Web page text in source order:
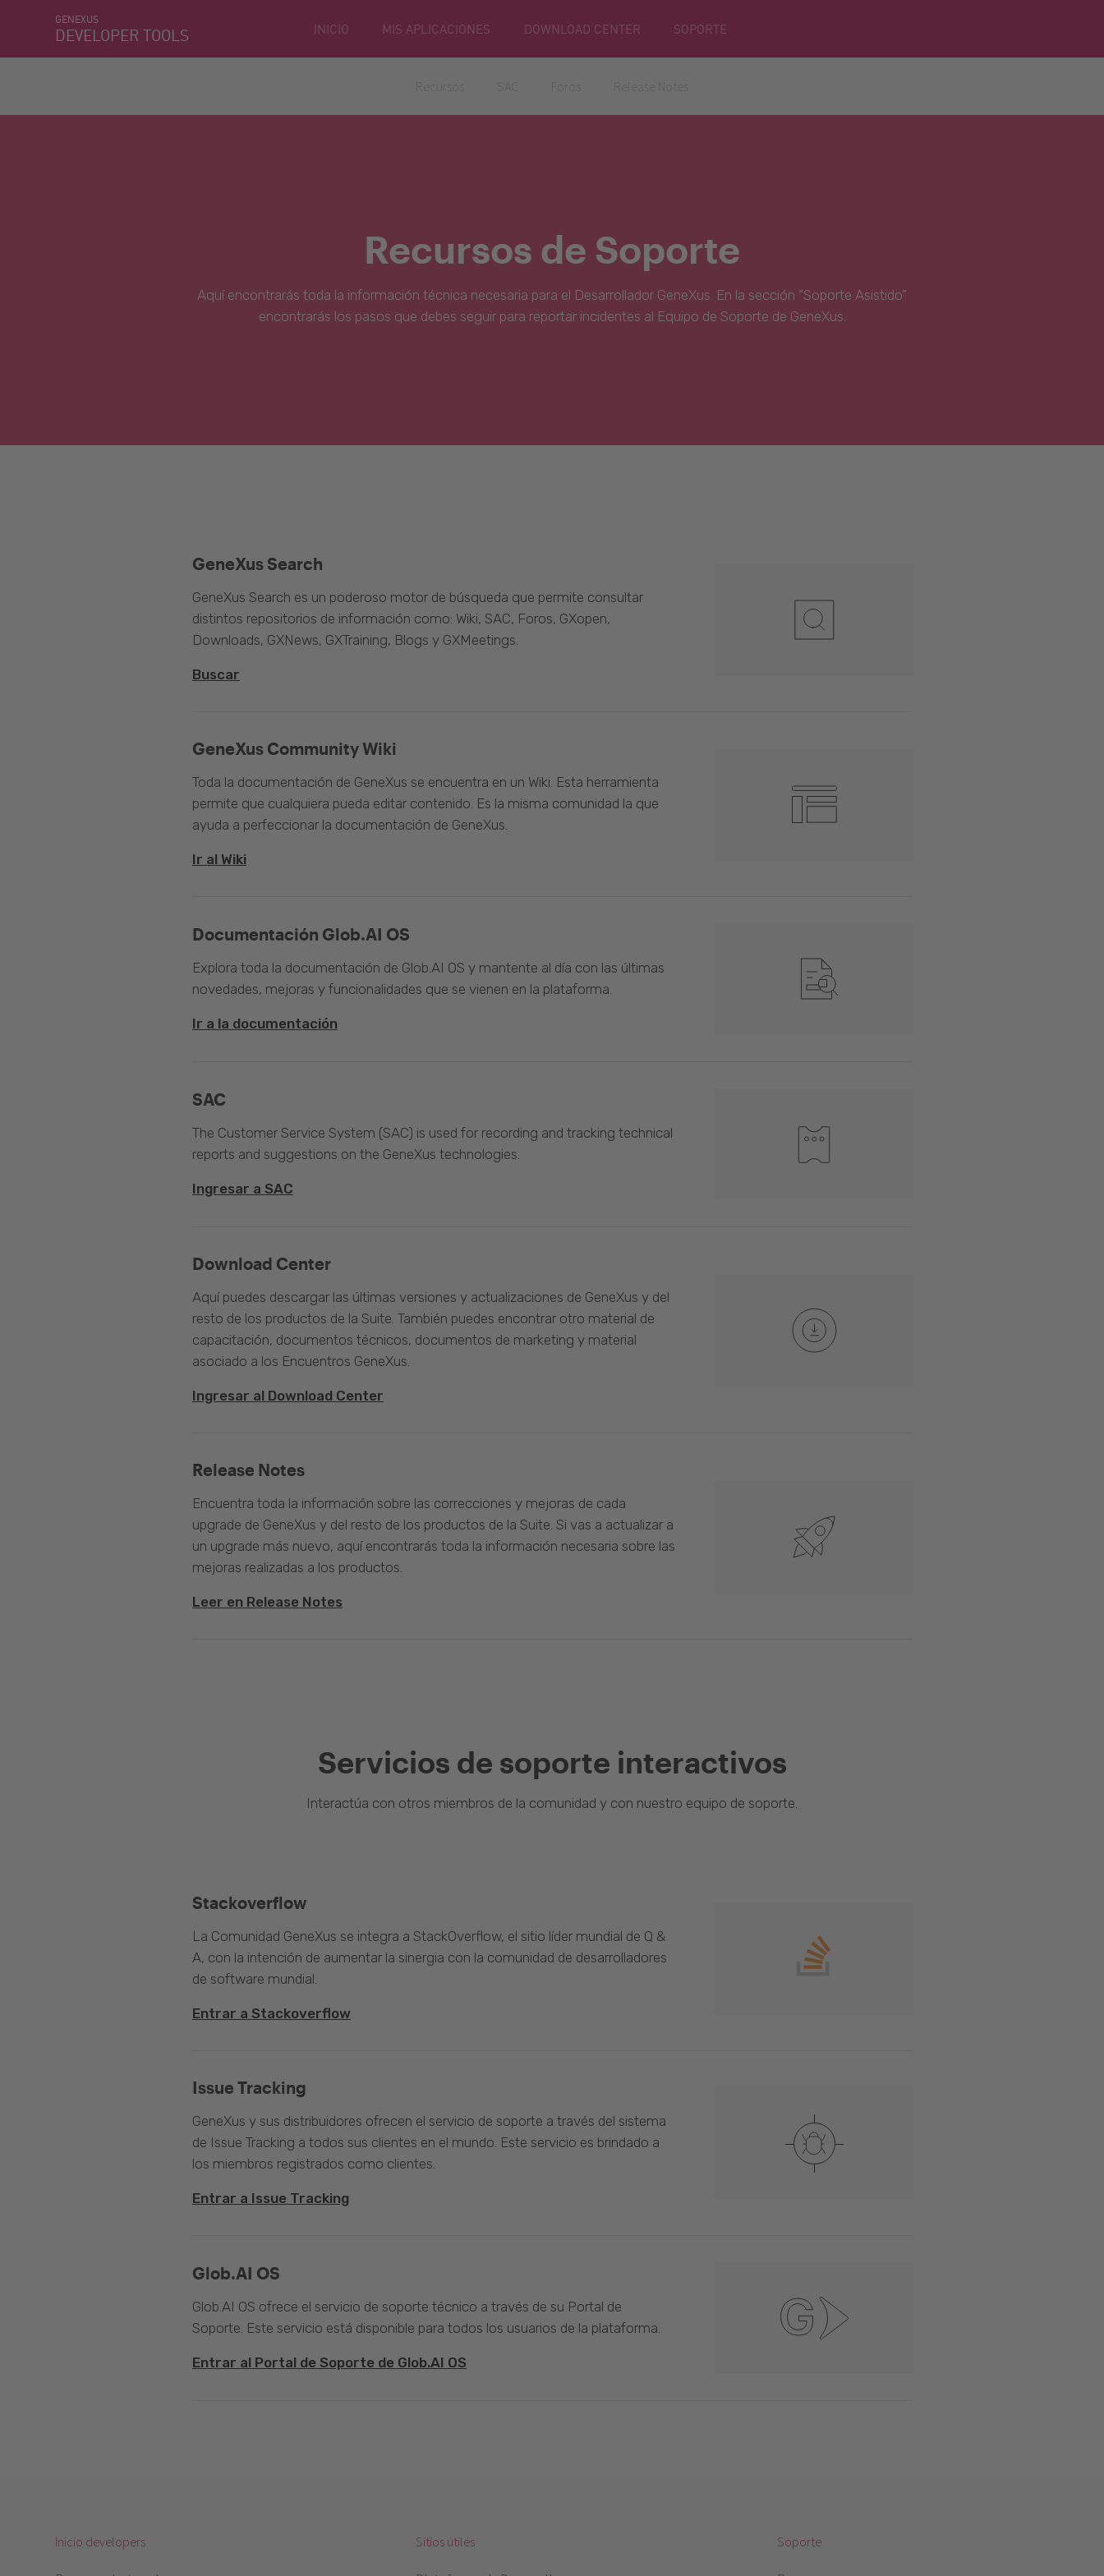
GENEXUS
DEVELOPER TOOLS INICIO MIS APLICACIONES DOWNLOAD CENTER SOPORTE
Recursos de Soporte
Aquí encontrarás toda la información técnica necesaria para el Desarrollador GeneXus. En la sección “Soporte Asistido”
encontrarás los pasos que debes seguir para reportar incidentes al Equipo de Soporte de GeneXus.
GeneXus Community Wiki
Toda la documentación de GeneXus se encuentra en un Wiki. Esta herramienta
permite que cualquiera pueda editar contenido. Es la misma comunidad la que
ayuda a perfeccionar la documentación de GeneXus.
Ir al Wiki
GeneXus Search
GeneXus Search es un poderoso motor de búsqueda que permite consultar
distintos repositorios de información como: Wiki, SAC, Foros, GXopen,
Downloads, GXNews, GXTraining, Blogs y GXMeetings.
Buscar
Documentación Glob.AI OS
Explora toda la documentación de Glob.AI OS y mantente al día con las últimas
novedades, mejoras y funcionalidades que se vienen en la plataforma.
Ir a la documentación
SAC
The Customer Service System (SAC) is used for recording and tracking technical
reports and suggestions on the GeneXus technologies.
Ingresar a SAC
Download Center
Aquí puedes descargar las últimas versiones y actualizaciones de GeneXus y del
resto de los productos de la Suite. También puedes encontrar otro material de
capacitación, documentos técnicos, documentos de marketing y material
asociado a los Encuentros GeneXus.
Ingresar al Download Center
Release Notes
Encuentra toda la información sobre las correcciones y mejoras de cada
upgrade de GeneXus y del resto de los productos de la Suite. Si vas a actualizar a
un upgrade más nuevo, aquí encontrarás toda la información necesaria sobre las
mejoras realizadas a los productos.
Leer en Release Notes
Servicios de soporte interactivos
Interactúa con otros miembros de la comunidad y con nuestro equipo de soporte.
Stackoverflow
La Comunidad GeneXus se integra a StackOverflow, el sitio líder mundial de Q &
A, con la intención de aumentar la sinergia con la comunidad de desarrolladores
de software mundial.
Entrar a Stackoverflow
Issue Tracking
GeneXus y sus distribuidores ofrecen el servicio de soporte a través del sistema
de Issue Tracking a todos sus clientes en el mundo. Este servicio es brindado a
los miembros registrados como clientes.
Entrar a Issue Tracking
Glob.AI OS
Glob.AI OS ofrece el servicio de soporte técnico a través de su Portal de
Soporte. Este servicio está disponible para todos los usuarios de la plataforma.
Entrar al Portal de Soporte de Glob.AI OS
Inicio developers Sitios útiles Soporte